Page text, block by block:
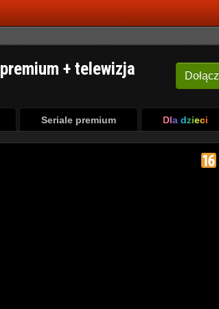
Dołącz
+ telewizja
Seriale premium Dla dzieci